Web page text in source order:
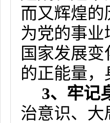
而又辉煌的
为党的事
国家发展
的正能量
3、牢记
治意识、大